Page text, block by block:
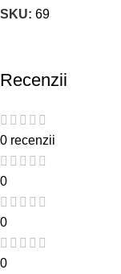
SKU: 69
Recenzii
0 recenzii
0
0
0